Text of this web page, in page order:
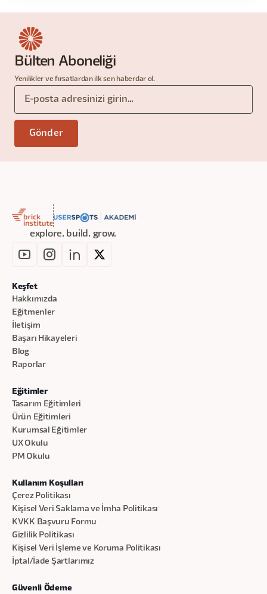
Bülten Aboneliği
Yenilikler ve fırsatlardan ilk sen haberdar ol.
explore. build. grow.
Keşfet
Hakkımızda
Eğitmenler
İletişim
Başarı Hikayeleri
Blog
Raporlar
Eğitimler
Tasarım Eğitimleri
Ürün Eğitimleri
Kurumsal Eğitimler
UX Okulu
PM Okulu
Kullanım Koşulları
Çerez Politikası
Kişisel Veri Saklama ve İmha Politikası
KVKK Başvuru Formu
Gizlilik Politikası
Kişisel Veri İşleme ve Koruma Politikası
İptal/İade Şartlarımız
Güvenli Ödeme